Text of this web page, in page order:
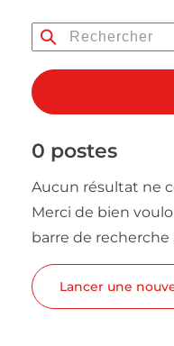
0 postes
Aucun résultat ne
Merci de bien
barre de
Lancer une